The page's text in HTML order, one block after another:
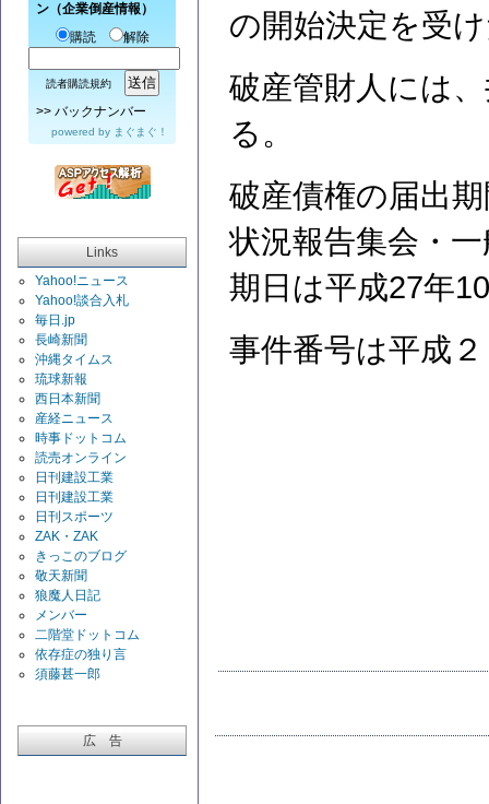
ン（企業倒産情報）
購読
解除
読者購読規約
>> バックナンバー
powered by まぐまぐ！
Links
Yahoo!ニュース
Yahoo!談合入札
毎日.jp
長崎新聞
沖縄タイムス
琉球新報
西日本新聞
産経ニュース
時事ドットコム
読売オンライン
日刊建設工業
日刊建設工業
日刊スポーツ
ZAK・ZAK
きっこのブログ
敬天新聞
狼魔人日記
メンバー
二階堂ドットコム
依存症の独り言
須藤甚一郎
広 告
の開始決定を受
破産管財人には
る。
破産債権の届出
状況報告集会・
期日は平成27年
事件番号は平成